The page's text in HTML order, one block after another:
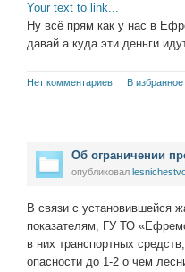
Your text to link...
Ну всё прям как у нас в
давай а куда эти деньги
Нет комментариев В избранное
Об ограничении
опубликовал
В связи с установившейся
показателям, ГУ ТО
в них транспортных
опасности до 1-2 о чем